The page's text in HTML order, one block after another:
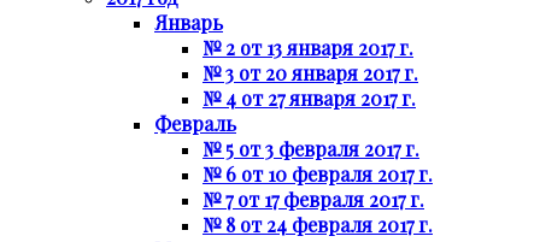
Январь
№ 2 от 13 января 2017 г.
№ 3 от 20 января 2017 г.
№ 4 от 27 января 2017 г.
Февраль
№ 5 от 3 февраля 2017 г.
№ 6 от 10 февраля 2017 г.
№ 7 от 17 февраля 2017 г.
№ 8 от 24 февраля 2017 г.